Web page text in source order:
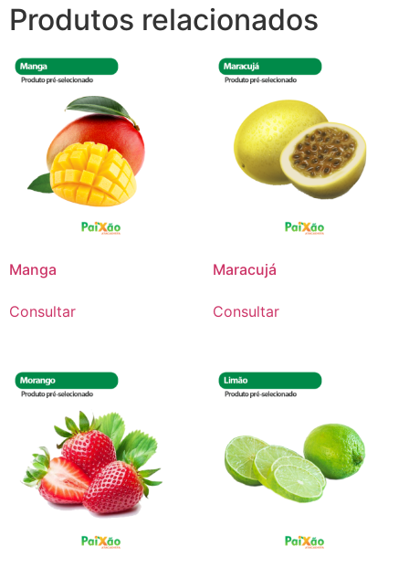
Produtos relacionados
Manga
Consultar
Maracujá
Consultar